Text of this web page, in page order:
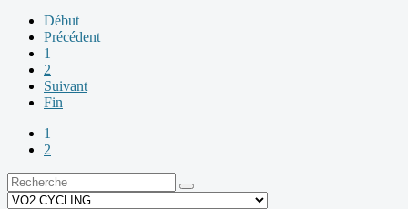
Début
Précédent
1
2
Suivant
Fin
1
2